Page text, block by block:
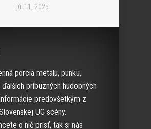
júl 11, 2025
porcia metalu, punku,
príbuzných hudobných
predovšetkým z
UG scény.
o nič prísť, tak si nás